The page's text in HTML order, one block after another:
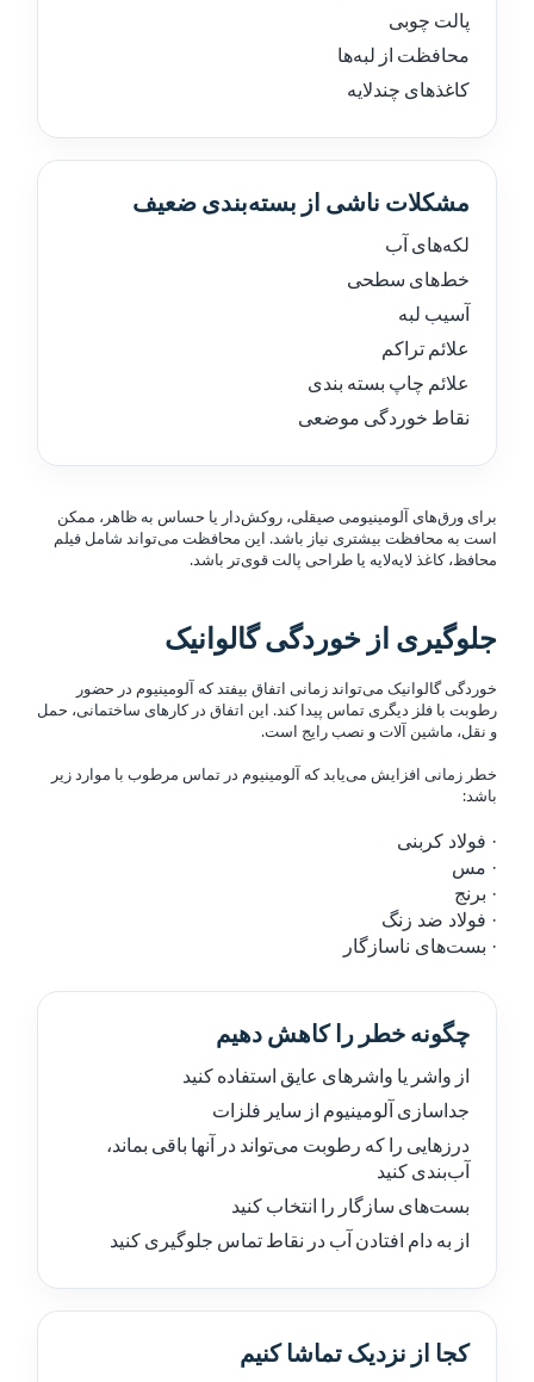
پالت چوبی
محافظت از لبه‌ها
کاغذهای چندلایه
مشکلات ناشی از بسته‌بندی ضعیف
لکه‌های آب
خط‌های سطحی
آسیب لبه
علائم تراکم
علائم چاپ بسته بندی
نقاط خوردگی موضعی
برای ورق‌های آلومینیومی صیقلی، روکش‌دار یا حساس به ظاهر، ممکن
است به محافظت بیشتری نیاز باشد. این محافظت می‌تواند شامل فیلم
محافظ، کاغذ لایه‌لایه یا طراحی پالت قوی‌تر باشد.
جلوگیری از خوردگی گالوانیک
خوردگی گالوانیک می‌تواند زمانی اتفاق بیفتد که آلومینیوم در حضور
رطوبت با فلز دیگری تماس پیدا کند. این اتفاق در کارهای ساختمانی، حمل
و نقل، ماشین آلات و نصب رایج است.
خطر زمانی افزایش می‌یابد که آلومینیوم در تماس مرطوب با موارد زیر
باشد:
· فولاد کربنی
· مس
· برنج
· فولاد ضد زنگ
· بست‌های ناسازگار
چگونه خطر را کاهش دهیم
از واشر یا واشرهای عایق استفاده کنید
جداسازی آلومینیوم از سایر فلزات
درزهایی را که رطوبت می‌تواند در آنها باقی بماند،
آب‌بندی کنید
بست‌های سازگار را انتخاب کنید
از به دام افتادن آب در نقاط تماس جلوگیری کنید
کجا از نزدیک تماشا کنیم